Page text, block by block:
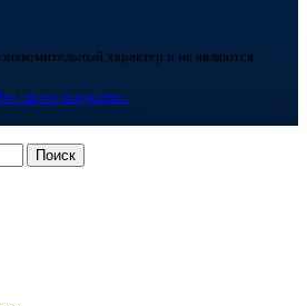
характер и не являются
права защищены.
Поиск